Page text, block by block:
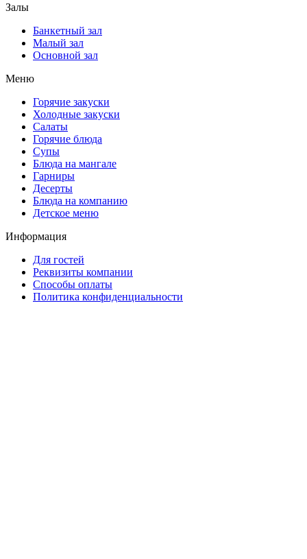
Залы
Банкетный зал
Малый зал
Основной зал
Меню
Горячие закуски
Холодные закуски
Салаты
Горячие блюда
Супы
Блюда на мангале
Гарниры
Десерты
Блюда на компанию
Детское меню
Информация
Для гостей
Реквизиты компании
Способы оплаты
Политика конфиденциальности